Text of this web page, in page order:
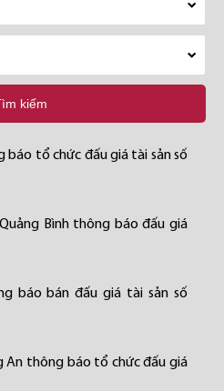
kiếm
báo tổ chức đấu giá tài sản số
Bình thông báo đấu giá
báo bán đấu giá tài sản số
An thông báo tổ chức đấu giá